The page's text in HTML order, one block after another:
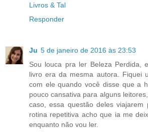
Livros & Tal
Responder
Ju 5 de janeiro de 2016 às 23:53
Sou louca pra ler Beleza Perdida,
livro era da mesma autora. Fiquei
com ele quando você disse que a
pouco cansativa para alguns
caso, essa questão deles
rotina repetitiva acho que ia me
enquanto não vou ler.